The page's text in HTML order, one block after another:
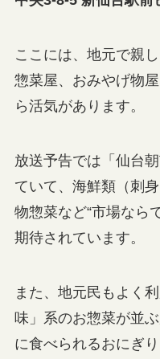
ここには、地元で親
惣菜屋、おみやげ物
ら活気があります。
放送予告では「仙台
ていて、海鮮類（刺
物惣菜など“市場なら
期待されています。
また、地元民もよく
味」系のお惣菜が並
に食べられるおにぎ